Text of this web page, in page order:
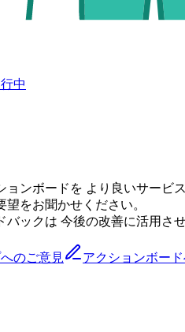
中
ョンボードを より良いサービ
をお聞かせください。
バックは 今後の改善に活用さ
のご意見 アクションボー